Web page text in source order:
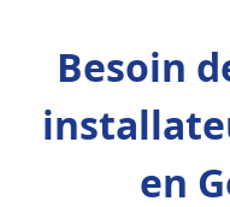
Besoin
en